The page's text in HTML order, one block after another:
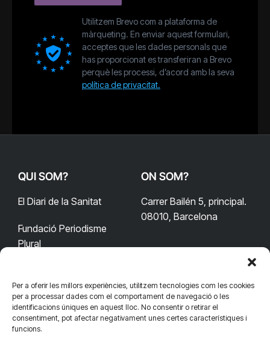
Per a oferir les millors experiències, utilitzem tecnologies com les cookies
per a processar dades com el comportament de navegació o les
identificacions úniques en aquest lloc. No consentir o retirar el
consentiment, pot afectar negativament unes certes característiques i
funcions.
Utilitzem Brevo com a plataforma de
màrqueting. En enviar aquest formulari,
acceptes que les dades personals que
has proporcionat es transferiran a Brevo
perquè les processi, d’acord amb la seva
política de privacitat.
QUI SOM?
El Diari de la Sanitat
Fundació Periodisme
Plural
ON SOM?
Carrer Bailén 5, principal.
08010, Barcelona
CONTACTA'NS
redaccio@diarisanitat.cat
CONNECTA